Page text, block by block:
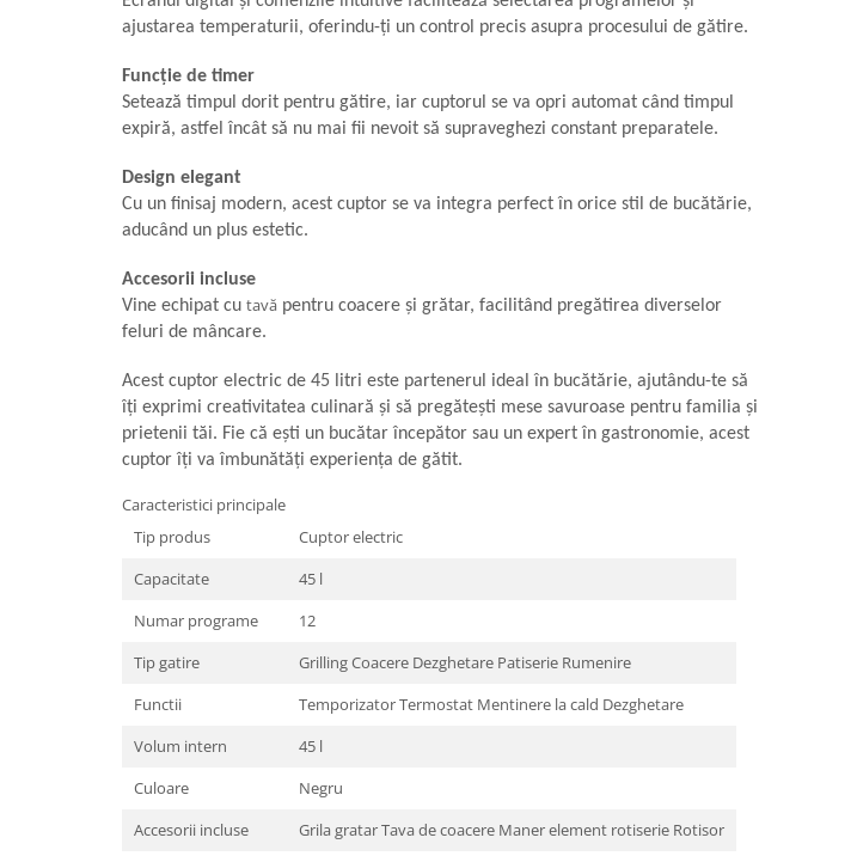
Sandwich-maker
Aparate de cafea
Râșnițe de cafea
Aparate de curatat bijuterii
Aparate de curățat cu aburi
Aparate de ingrijire tesaturi
aparat de calcat vertical
Aparate de scame
Fiare de calcat
Statii de calcat
Aparate de masaj
Aparate de ras electrice
Cuptoare cu microunde
Cuptoare electrice
Cântare corporale
ajustarea temperaturii, oferindu-ți un control precis asupra procesului de gătire.
Funcție de timer
Setează timpul dorit pentru gătire, iar cuptorul se va opri automat când timpul
expiră, astfel încât să nu mai fii nevoit să supraveghezi constant preparatele.
Design elegant
Cu un finisaj modern, acest cuptor se va integra perfect în orice stil de bucătărie,
aducând un plus estetic.
Accesorii incluse
Vine echipat cu tavă pentru coacere și grătar, facilitând pregătirea diverselor
feluri de mâncare.
Acest cuptor electric de 45 litri este partenerul ideal în bucătărie, ajutându-te să
îți exprimi creativitatea culinară și să pregătești mese savuroase pentru familia și
prietenii tăi. Fie că ești un bucătar începător sau un expert în gastronomie, acest
cuptor îți va îmbunătăți experiența de gătit.
Caracteristici principale
Tip produs
Cuptor electric
Capacitate
45 l
Numar programe
12
Tip gatire
Grilling Coacere Dezghetare Patiserie Rumenire
Functii
Temporizator Termostat Mentinere la cald Dezghetare
Volum intern
45 l
Culoare
Negru
Accesorii incluse
Grila gratar Tava de coacere Maner element rotiserie Rotisor